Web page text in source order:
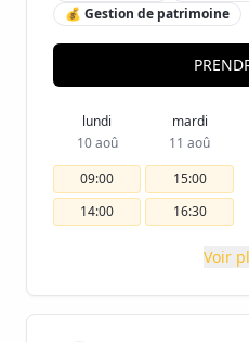
💰 Gestion de patrimoine
lundi
10 aoû
09:00
14:00
mardi
11 aoû
15:00
16:30
Voir